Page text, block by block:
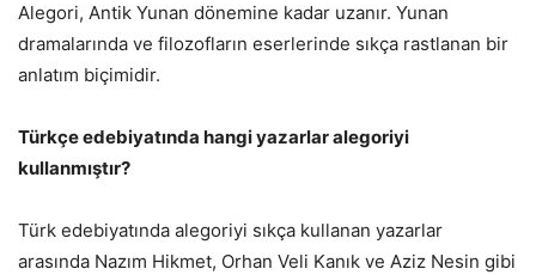
Alegori, Antik Yunan dönemine kadar uzanır. Yunan
dramalarında ve filozofların eserlerinde sıkça rastlanan bir
anlatım biçimidir.
Türkçe edebiyatında hangi yazarlar alegoriyi
kullanmıştır?
Türk edebiyatında alegoriyi sıkça kullanan yazarlar
arasında Nazım Hikmet, Orhan Veli Kanık ve Aziz Nesin gibi